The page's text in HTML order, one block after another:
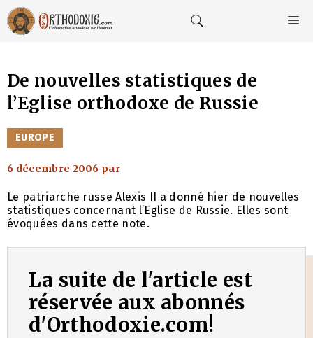
Aller
au
contenu
De nouvelles statistiques de
l’Eglise orthodoxe de Russie
CATÉGORIES
EUROPE
6 décembre 2006 par
Le patriarche russe Alexis II a donné hier de nouvelles
statistiques concernant l’Eglise de Russie. Elles sont
évoquées dans cette note.
La suite de l'article est
réservée aux abonnés
d'Orthodoxie.com!